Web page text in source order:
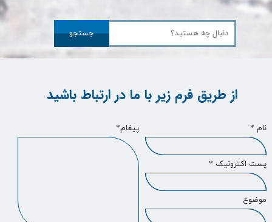
جستجو
نام *
پست اکترونیک *
موضوع
پیغام*
از طریق فرم زیر با ما در ارتباط باشید